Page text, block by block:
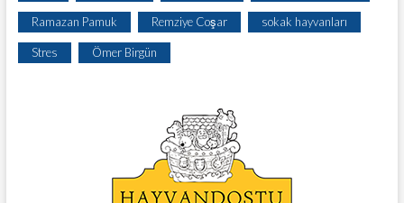
Ramazan Pamuk Remziye Coşar sokak hayvanları
Stres Ömer Birgün